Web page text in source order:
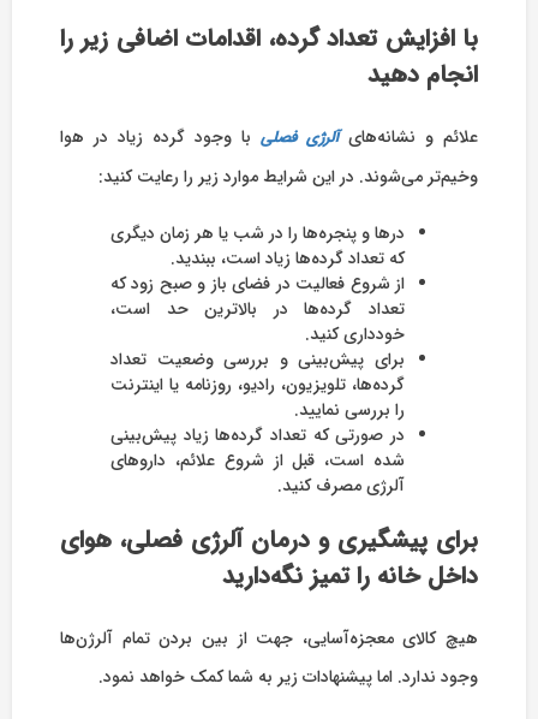
با افزایش تعداد گرده، اقدامات اضافی زیر را
انجام دهید
علائم و نشانه‌هایآلرژی فصلی با وجود گرده زیاد در هوا
وخیم‌‌تر می‌شوند. در این شرایط موارد زیر را رعایت کنید:
درها و پنجره‌‌ها را در شب یا هر زمان دیگری
که تعداد گرده‌‌ها زیاد است، ببندید.
از شروع فعالیت در فضای باز و صبح زود که
تعداد گرده‌‌ها در بالاترین حد است،
خودداری کنید.
برای پیش‌بینی و بررسی وضعیت تعداد
گرده‌‌ها، تلویزیون، رادیو، روزنامه یا اینترنت
را بررسی نمایید.
در صورتی که تعداد گرده‌‌ها زیاد پیش‌بینی
شده است، قبل از شروع علائم، داروهای
آلرژی مصرف کنید.
برای پیشگیری و درمان آلرژی فصلی، هوای
داخل خانه را تمیز نگه‌دارید
هیچ کالای معجزه‌آسایی، جهت از بین بردن تمام آلرژن‌ها
وجود ندارد. اما پیشنهادات زیر به شما کمک خواهد نمود.